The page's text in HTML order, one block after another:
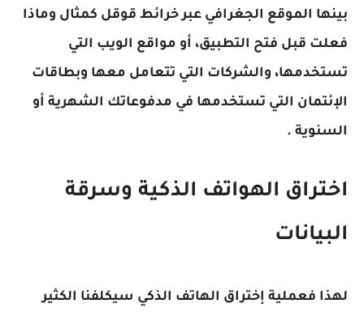
بينها الموقع الجغرافي عبر خرائط قوقل كمثال وماذا
فعلت قبل فتح التطبيق، أو مواقع الويب التي
تستخدمها، والشركات التي تتعامل معها وبطاقات
الإئتمان التي تستخدمها في مدفوعاتك الشهرية أو
السنوية .
اختراق الهواتف الذكية وسرقة
البيانات
لهذا فعملية إختراق الهاتف الذكي سيكلفنا الكثير